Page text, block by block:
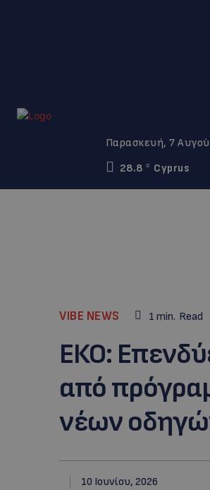
Παρασκευή, 7
28.8
C Cyprus
VIBE NEWS 1 min. Read
ΕΚΟ:
από
νέων
10 Ιουνίου, 2026